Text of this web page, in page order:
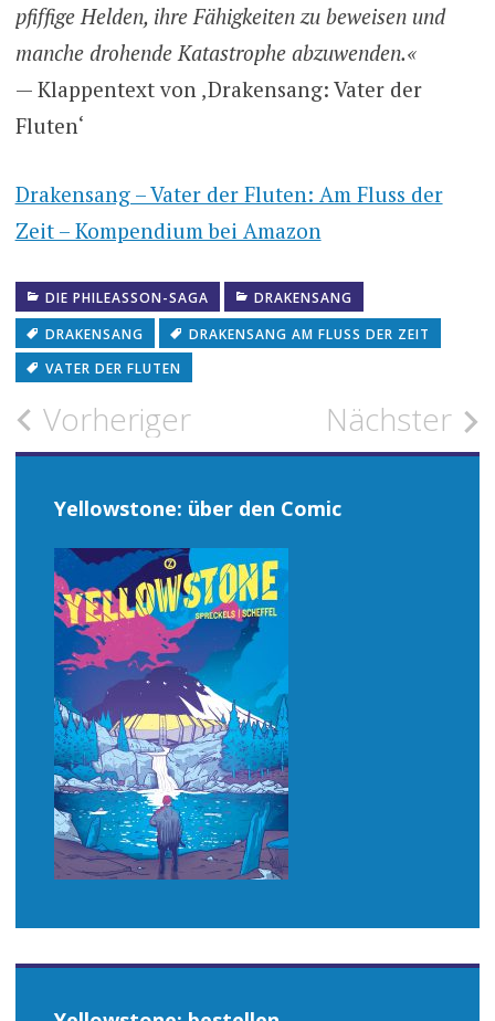
pfiffige Helden, ihre Fähigkeiten zu beweisen und
manche drohende Katastrophe abzuwenden.«
— Klappentext von ‚Drakensang: Vater der
Fluten‘
Drakensang – Vater der Fluten: Am Fluss der
Zeit – Kompendium bei Amazon
DIE PHILEASSON-SAGA
DRAKENSANG
DRAKENSANG
DRAKENSANG AM FLUSS DER ZEIT
VATER DER FLUTEN
Beitragsnavigation
Vorheriger Nächster
Yellowstone: über den Comic